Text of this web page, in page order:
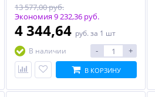
13 577,00 руб.
Экономия 9 232,36 руб.
4 344,64 руб. за 1 шт
В наличии
- +
В КОРЗИНУ